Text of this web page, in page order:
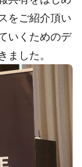
をご紹介頂い
いくためのデ
した。